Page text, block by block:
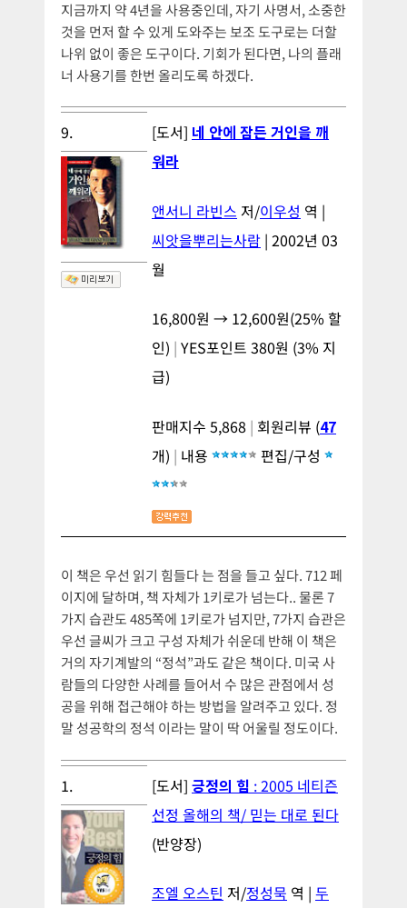
지금까지 약 4년을 사용중인데, 자기 사명서, 소중한
것을 먼저 할 수 있게 도와주는 보조 도구로는 더할
나위 없이 좋은 도구이다. 기회가 된다면, 나의 플래
너 사용기를 한번 올리도록 하겠다.
9. [도서] 네 안에 잠든 거인을 깨
워라
앤서니 라빈스 저/이우성 역 |
씨앗을뿌리는사람 | 2002년 03
월
16,800원 → 12,600원(25% 할
인) | YES포인트 380원 (3% 지
급)
판매지수 5,868 | 회원리뷰 (47
개) | 내용 편집/구성
이 책은 우선 읽기 힘들다 는 점을 들고 싶다. 712 페
이지에 달하며, 책 자체가 1키로가 넘는다.. 물론 7
가지 습관도 485쪽에 1키로가 넘지만, 7가지 습관은
우선 글씨가 크고 구성 자체가 쉬운데 반해 이 책은
거의 자기계발의 “정석”과도 같은 책이다. 미국 사
람들의 다양한 사례를 들어서 수 많은 관점에서 성
공을 위해 접근해야 하는 방법을 알려주고 있다. 정
말 성공학의 정석 이라는 말이 딱 어울릴 정도이다.
1. [도서] 긍정의 힘 : 2005 네티즌
선정 올해의 책/ 믿는 대로 된다
(반양장)
조엘 오스틴 저/정성묵 역 | 두